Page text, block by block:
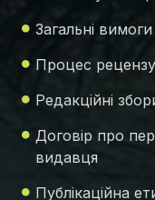
Загальні
Процес
Редакційні
Договір про
видавця
Публікаційна